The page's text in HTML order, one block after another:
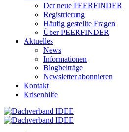
Der neue PEERFINDER
Registrierung
Häufig gestellte Fragen
Über PEERFINDER
Aktuelles
News
Informationen
Blogbeiträge
Newsletter abonnieren
Kontakt
Krisenhilfe